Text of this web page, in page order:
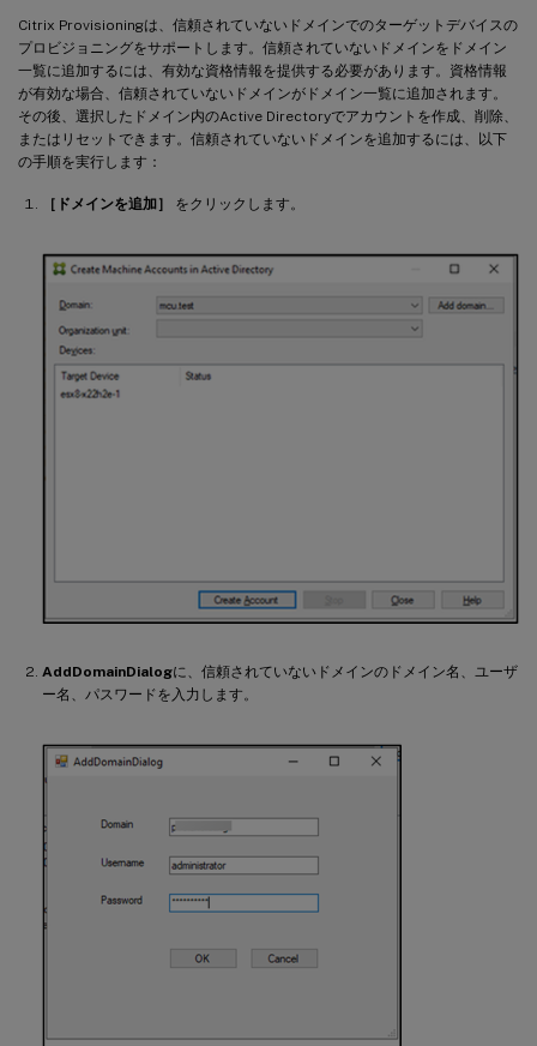
Citrix Provisioningは、信頼されていないドメインでのターゲットデバイスの
プロビジョニングをサポートします。信頼されていないドメインをドメイン
一覧に追加するには、有効な資格情報を提供する必要があります。資格情報
が有効な場合、信頼されていないドメインがドメイン一覧に追加されます。
その後、選択したドメイン内のActive Directoryでアカウントを作成、削除、
またはリセットできます。信頼されていないドメインを追加するには、以下
の手順を実行します：
［ドメインを追加］ をクリックします。
AddDomainDialogに、信頼されていないドメインのドメイン名、ユーザ
ー名、パスワードを入力します。